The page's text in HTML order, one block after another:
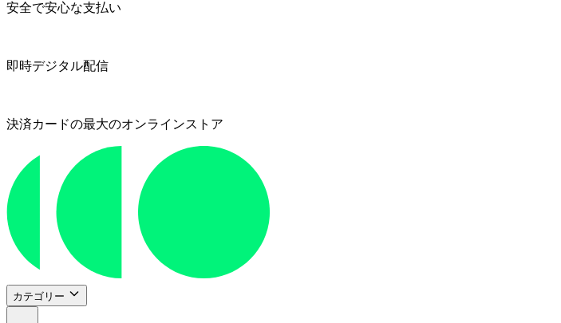
安全で安心な支払い
即時デジタル配信
決済カードの最大のオンラインストア
カテゴリー